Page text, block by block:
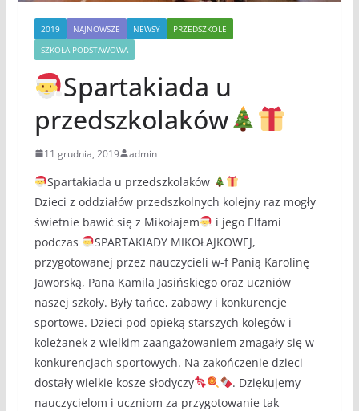
2019 NAJNOWSZE NEWSY
PRZEDSZKOLE
SZKOŁA PODSTAWOWA
Spartakiada u
przedszkolaków
11 grudnia, 2019 admin
Spartakiada u przedszkolaków
Dzieci z oddziałów przedszkolnych kolejny raz mogły
świetnie bawić się z Mikołajem
i jego Elfami
podczas
SPARTAKIADY MIKOŁAJKOWEJ,
przygotowanej przez nauczycieli w-f Panią Karolinę
Jaworską, Pana Kamila Jasińskiego oraz uczniów
naszej szkoły. Były tańce, zabawy i konkurencje
sportowe. Dzieci pod opieką starszych kolegów i
koleżanek z wielkim zaangażowaniem zmagały się w
konkurencjach sportowych. Na zakończenie dzieci
dostały wielkie kosze słodyczy
. Dziękujemy
nauczycielom i uczniom za przygotowanie tak